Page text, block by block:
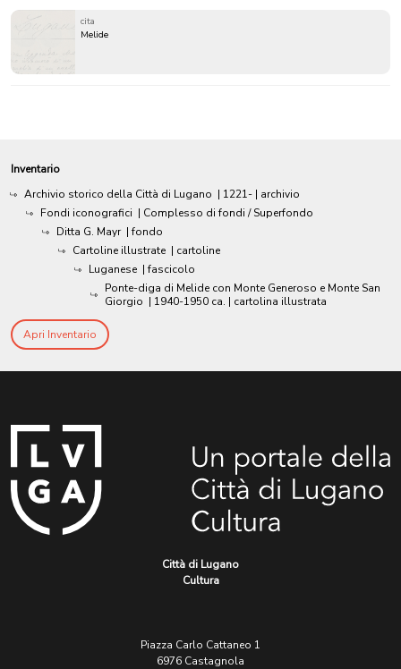
cita
Melide
Inventario
Archivio storico della Città di Lugano | 1221- | archivio
Fondi iconografici | Complesso di fondi / Superfondo
Ditta G. Mayr | fondo
Cartoline illustrate | cartoline
Luganese | fascicolo
Ponte-diga di Melide con Monte Generoso e Monte San
Giorgio | 1940-1950 ca. | cartolina illustrata
Apri Inventario
Città di Lugano
Cultura
Piazza Carlo Cattaneo 1
6976 Castagnola